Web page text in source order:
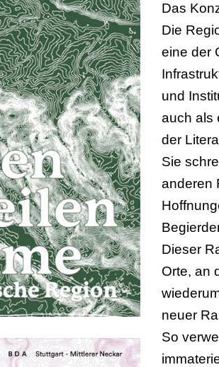
Das
Die
eine der
und
auch als
der
Sie
anderen
Dieser
Orte, an
neuer
So